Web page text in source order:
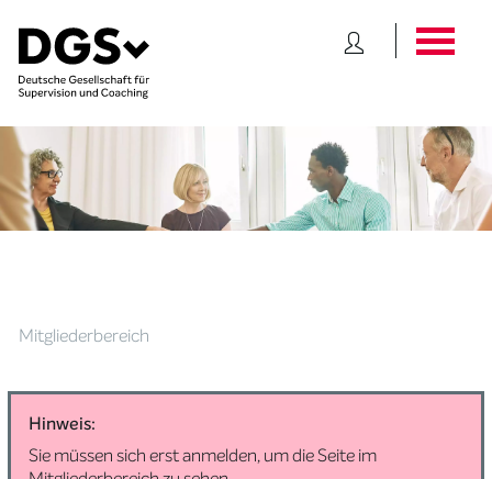
Mitgliederbereich
Hinweis:
Sie müssen sich erst anmelden, um die Seite im